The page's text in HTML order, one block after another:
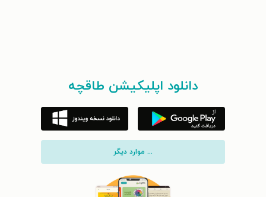
دانلود اپلیکیشن طاقچه
... موارد دیگر